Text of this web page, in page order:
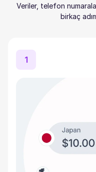
Veriler, telefon
birkaç
1